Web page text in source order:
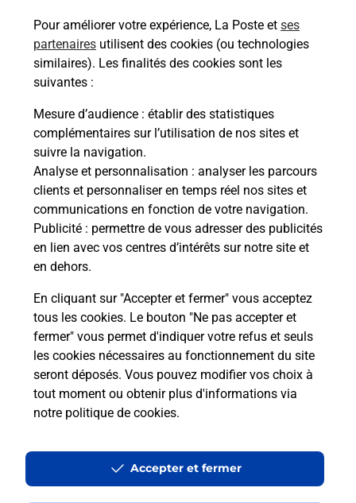
Pour améliorer votre expérience, La Poste et ses
partenaires utilisent des cookies (ou technologies
similaires). Les finalités des cookies sont les
suivantes :
Mesure d’audience : établir des statistiques
complémentaires sur l’utilisation de nos sites et
suivre la navigation.
Analyse et personnalisation : analyser les parcours
clients et personnaliser en temps réel nos sites et
communications en fonction de votre navigation.
Publicité : permettre de vous adresser des publicités
en lien avec vos centres d’intérêts sur notre site et
en dehors.
En cliquant sur "Accepter et fermer" vous acceptez
tous les cookies. Le bouton "Ne pas accepter et
fermer" vous permet d'indiquer votre refus et seuls
les cookies nécessaires au fonctionnement du site
seront déposés. Vous pouvez modifier vos choix à
tout moment ou obtenir plus d'informations via
notre politique de cookies.
Accepter et fermer
ANNECY
MEYTHET CONCIERGERIE LOCALE
Accessibilité : partiellement conforme